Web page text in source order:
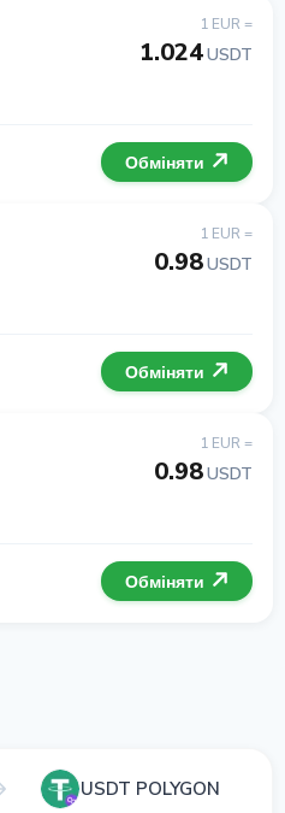
1 EUR =
1.024USDT
Обміняти
1 EUR =
0.98USDT
Обміняти
1 EUR =
0.98USDT
Обміняти
USDT POLYGON